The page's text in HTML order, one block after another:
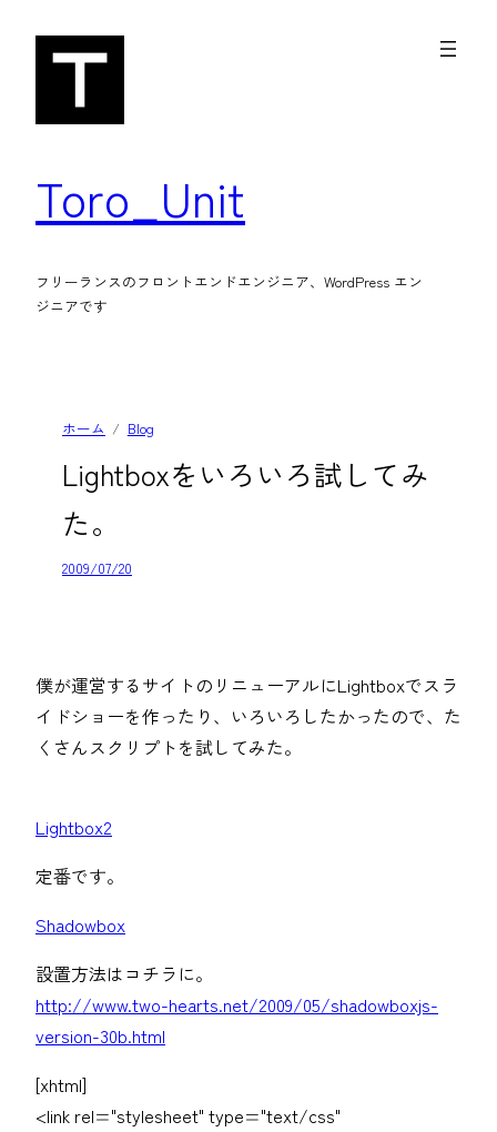
Toro_Unit
フリーランスのフロントエンドエンジニア、WordPress エン
ジニアです
ホーム Blog
Lightboxをいろいろ試してみ
た。
2009/07/20
僕が運営するサイトのリニューアルにLightboxでスラ
イドショーを作ったり、いろいろしたかったので、た
くさんスクリプトを試してみた。
Lightbox2
定番です。
Shadowbox
設置方法はコチラに。
http://www.two-hearts.net/2009/05/shadowboxjs-
version-30b.html
[xhtml]
<link rel="stylesheet" type="text/css"